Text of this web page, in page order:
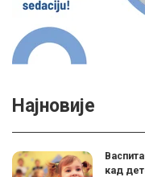
Најновије
кад